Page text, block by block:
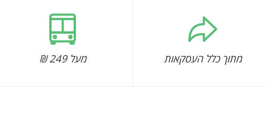
מתוך כלל העסקאות מעל 249 ₪